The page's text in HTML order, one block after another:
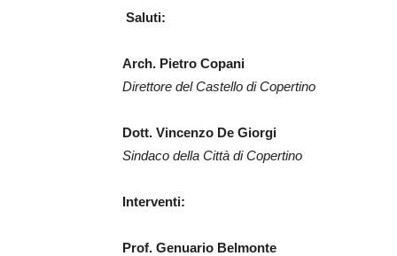
Saluti:
Arch. Pietro Copani
Direttore del Castello di Copertino
Dott. Vincenzo De Giorgi
Sindaco della Città di Copertino
Interventi:
Prof. Genuario Belmonte